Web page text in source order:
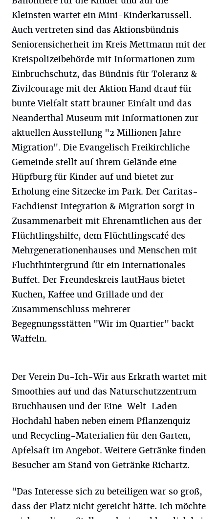
Kleinsten wartet ein Mini-Kinderkarussell.
Auch vertreten sind das Aktionsbündnis
Seniorensicherheit im Kreis Mettmann mit der
Kreispolizeibehörde mit Informationen zum
Einbruchschutz, das Bündnis für Toleranz &
Zivilcourage mit der Aktion Hand drauf für
bunte Vielfalt statt brauner Einfalt und das
Neanderthal Museum mit Informationen zur
aktuellen Ausstellung "2 Millionen Jahre
Migration". Die Evangelisch Freikirchliche
Gemeinde stellt auf ihrem Gelände eine
Hüpfburg für Kinder auf und bietet zur
Erholung eine Sitzecke im Park. Der Caritas-
Fachdienst Integration & Migration sorgt in
Zusammenarbeit mit Ehrenamtlichen aus der
Flüchtlingshilfe, dem Flüchtlingscafé des
Mehrgenerationenhauses und Menschen mit
Fluchthintergrund für ein Internationales
Buffet. Der Freundeskreis lautHaus bietet
Kuchen, Kaffee und Grillade und der
Zusammenschluss mehrerer
Begegnungsstätten "Wir im Quartier" backt
Waffeln.
Der Verein Du-Ich-Wir aus Erkrath wartet mit
Smoothies auf und das Naturschutzzentrum
Bruchhausen und der Eine-Welt-Laden
Hochdahl haben neben einem Pflanzenquiz
und Recycling-Materialien für den Garten,
Apfelsaft im Angebot. Weitere Getränke finden
Besucher am Stand von Getränke Richartz.
"Das Interesse sich zu beteiligen war so groß,
dass der Platz nicht gereicht hätte. Ich möchte